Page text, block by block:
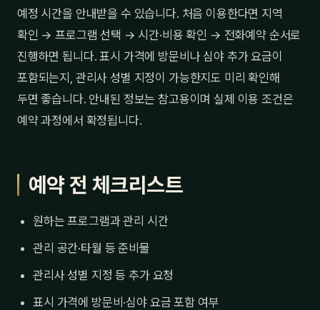
예정 시간을 안내받을 수 있습니다. 처음 이용한다면 지역
확인 → 프로그램 선택 → 시간·비용 확인 → 전화예약 순서로
진행하면 됩니다. 표시 가격에 방문비나 심야 추가 요금이
포함되는지, 관리사 성별 지정이 가능한지도 미리 확인해
두면 좋습니다. 안내된 정보는 참고용이며 실제 이용 조건은
예약 과정에서 확정됩니다.
예약 전 체크리스트
원하는 프로그램과 관리 시간
관리 공간·타월 등 준비물
관리사 성별 지정 등 추가 요청
표시 가격에 방문비·심야 요금 포함 여부